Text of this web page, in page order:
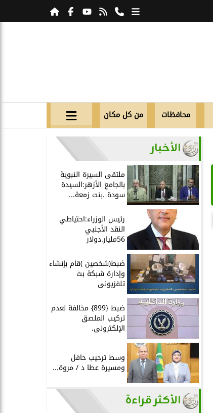
محافظات من كل مكان
الأخبار
ملتقى السيرة النبوية
بالجامع الأزهر:السيدة
سودة .بنت زمعة...
رئيس الوزراء:احتياطي
النقد الأجنبي
56مليار.دولار
ضبط(شخصين )قام بإنشاء
وإدارة شبكة بث
تلفزيونى
ضبط {899} مخالفة لعدم
تركيب الملصق
الإلكترونى.
وسط ترحيب حافل
ومسيرة عطا د / مروة...
الأكثر قراءة